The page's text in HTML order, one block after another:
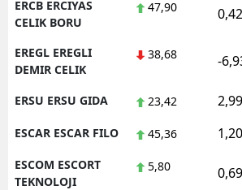
ERCB ERCIYAS
CELIK BORU
47,90 0,42
EREGL EREGLI
DEMIR CELIK
38,68 -
ERSU ERSU GIDA 23,42 2,99
ESCAR ESCAR FILO 45,36 1,20
ESCOM ESCORT
TEKNOLOJI
5,80 0,69